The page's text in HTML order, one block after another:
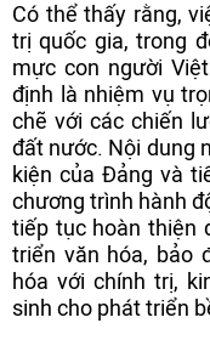
Có thể thấy rằng,
trị quốc gia, trong
mực con người
định là nhiệm vụ
chẽ với các chiến
đất nước. Nội dung
kiện của Đảng và
chương trình hành
tiếp tục hoàn thiện
triển văn hóa, bảo
hóa với chính trị,
sinh cho phát triển